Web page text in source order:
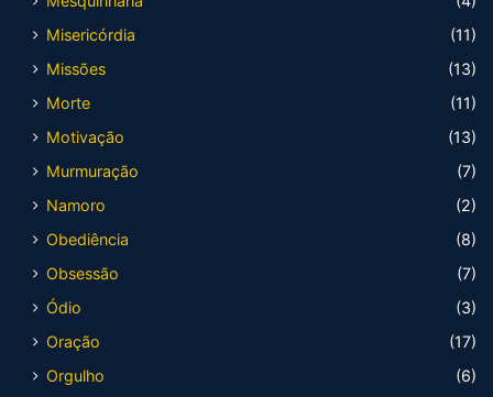
Misericórdia
(11)
Missões
(13)
Morte
(11)
Motivação
(13)
Murmuração
(7)
Namoro
(2)
Obediência
(8)
Obsessão
(7)
Ódio
(3)
Oração
(17)
Orgulho
(6)